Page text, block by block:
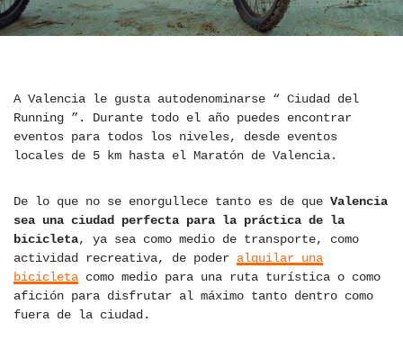
A Valencia le gusta autodenominarse “ Ciudad del
Running ”. Durante todo el año puedes encontrar
eventos para todos los niveles, desde eventos
locales de 5 km hasta el Maratón de Valencia.
De lo que no se enorgullece tanto es de que Valencia
sea una ciudad perfecta para la práctica de la
bicicleta, ya sea como medio de transporte, como
actividad recreativa, de poder alquilar una
bicicleta como medio para una ruta turística o como
afición para disfrutar al máximo tanto dentro como
fuera de la ciudad.